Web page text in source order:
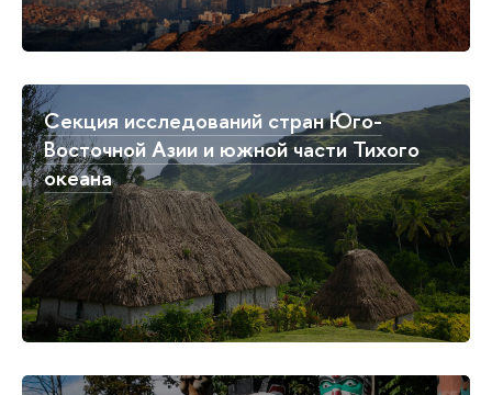
Секция исследований стран Юго-
Восточной Азии и южной части Тихого
океана